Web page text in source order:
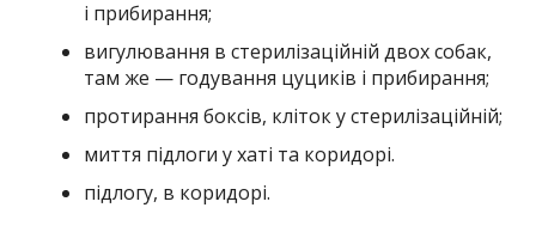
і прибирання;
вигулювання в стерилізаційній двох собак,
там же — годування цуциків і прибирання;
протирання боксів, кліток у стерилізаційній;
миття підлоги у хаті та коридорі.
підлогу, в коридорі.